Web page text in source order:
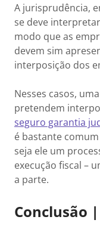
A jurisprudência,
se deve
modo que as
devem sim
interposição dos
Nesses casos,
pretendem
seguro garantia
é bastante
seja ele um
execução fiscal –
a parte.
Conclusão